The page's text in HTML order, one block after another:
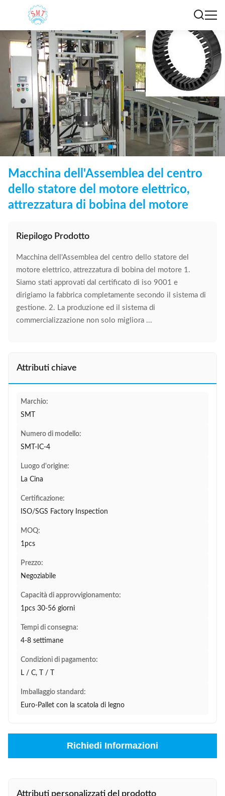
Macchina dell'Assemblea del centro
dello statore del motore elettrico,
attrezzatura di bobina del motore
Riepilogo Prodotto
Macchina dell'Assemblea del centro dello statore del
motore elettrico, attrezzatura di bobina del motore 1.
Siamo stati approvati dal certificato di iso 9001 e
dirigiamo la fabbrica completamente secondo il sistema di
gestione. 2. La produzione ed il sistema di
commercializzazione non solo migliora ...
Attributi chiave
Marchio:
SMT
Numero di modello:
SMT-IC-4
Luogo d'origine:
La Cina
Certificazione:
ISO/SGS Factory Inspection
MOQ:
1pcs
Prezzo:
Negoziabile
Capacità di approvvigionamento:
1pcs 30-56 giorni
Tempi di consegna:
4-8 settimane
Condizioni di pagamento:
L / C, T / T
Imballaggio standard:
Euro-Pallet con la scatola di legno
Richiedi Informazioni
Attributi personalizzati del prodotto